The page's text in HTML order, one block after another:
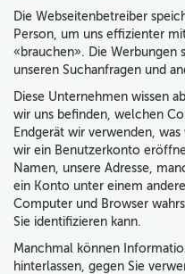
Die Webseitenbetreiber
Person, um uns effizienter
«brauchen». Die
unseren Suchanfragen und
Diese Unternehmen wissen
wir uns befinden, welchen
Endgerät wir verwenden,
wir ein Benutzerkonto
Namen, unsere Adresse,
ein Konto unter einem
Computer und Browser
Sie identifizieren kann.
Manchmal können
hinterlassen, gegen Sie